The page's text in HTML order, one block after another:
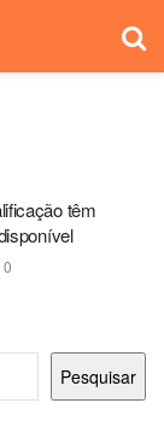
têm
0
Pesquisar